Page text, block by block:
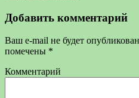
Добавить комментарий
Ваш e-mail не будет
помечены *
Комментарий